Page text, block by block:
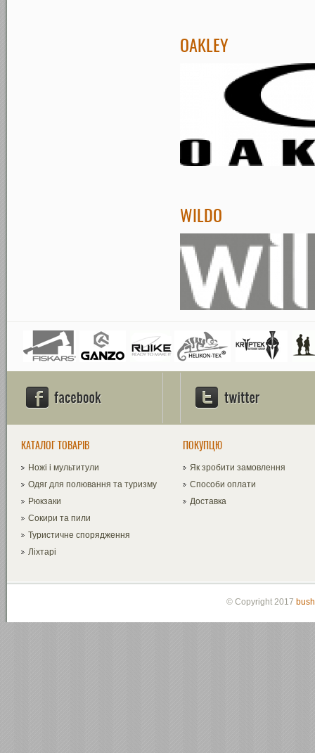
OAKLEY
WILDO
КАТАЛОГ ТОВАРІВ
Ножі і мультитули
Одяг для полювання та туризму
Рюкзаки
Сокири та пили
Туристичне спорядження
Ліхтарі
ПОКУПЦЮ
Як зробити замовлення
Способи оплати
Доставка
© Copyright 2017